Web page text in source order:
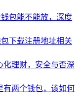
包能不能放，深度
下载注册地址相关
化理财，安全与否深
有两个钱包，该如何